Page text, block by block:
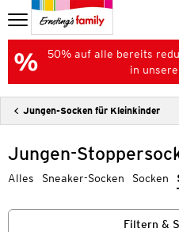
50% auf alle bereits
in
Jungen-Socken für Kleinkinder
Jungen-
Alles Sneaker-Socken Socken
Filtern &